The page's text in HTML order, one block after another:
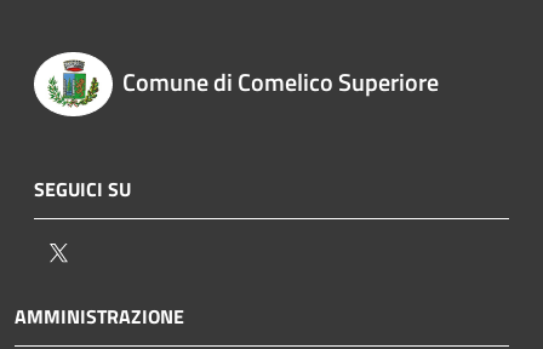
Comune di Comelico Superiore
SEGUICI SU
AMMINISTRAZIONE